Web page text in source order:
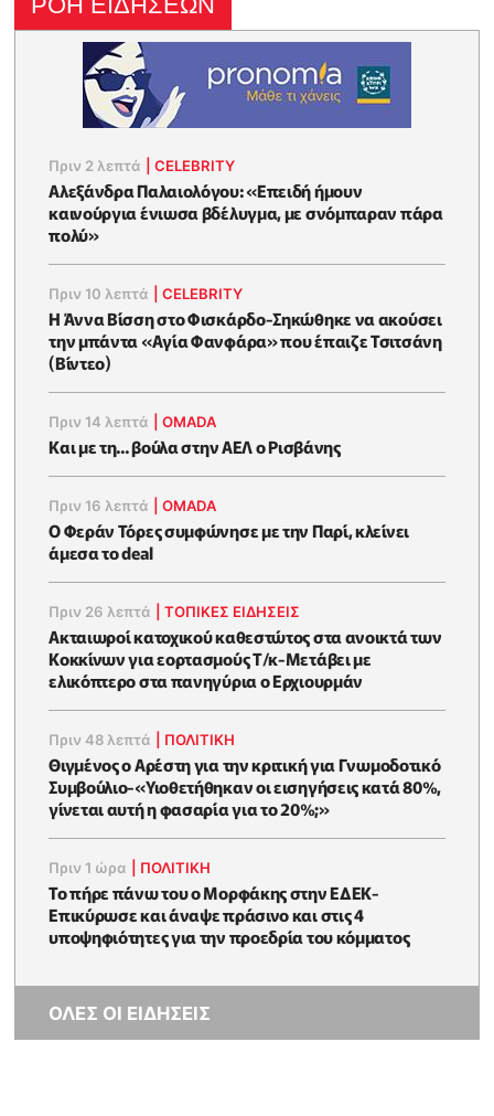
Πριν 2 λεπτά |CELEBRITY
Αλεξάνδρα Παλαιολόγου: «Επειδή ήμουν
καινούργια ένιωσα βδέλυγμα, με σνόμπαραν πάρα
πολύ»
Πριν 10 λεπτά |CELEBRITY
Η Άννα Βίσση στο Φισκάρδο-Σηκώθηκε να ακούσει
την μπάντα «Αγία Φανφάρα» που έπαιζε Τσιτσάνη
(Βίντεο)
Πριν 14 λεπτά |OMADA
Και με τη... βούλα στην ΑΕΛ ο Ρισβάνης
Πριν 16 λεπτά |OMADA
Ο Φεράν Τόρες συμφώνησε με την Παρί, κλείνει
άμεσα το deal
Πριν 26 λεπτά |ΤΟΠΙΚΕΣ ΕΙΔΗΣΕΙΣ
Ακταιωροί κατοχικού καθεστώτος στα ανοικτά των
Κοκκίνων για εορτασμούς Τ/κ-Μετάβει με
ελικόπτερο στα πανηγύρια ο Ερχιουρμάν
Πριν 48 λεπτά ΠΟΛΙΤΙΚΗ
Θιγμένος ο Αρέστη για την κριτική για Γνωμοδοτικό
Συμβούλιο-«Υιοθετήθηκαν οι εισηγήσεις κατά 80%,
γίνεται αυτή η φασαρία για το 20%;»
Πριν 1 ώρα ΠΟΛΙΤΙΚΗ
Το πήρε πάνω του ο Μορφάκης στην ΕΔΕΚ-
Επικύρωσε και άναψε πράσινο και στις 4
υποψηφιότητες για την προεδρία του κόμματος
ΟΛΕΣ ΟΙ ΕΙΔΗΣΕΙΣ